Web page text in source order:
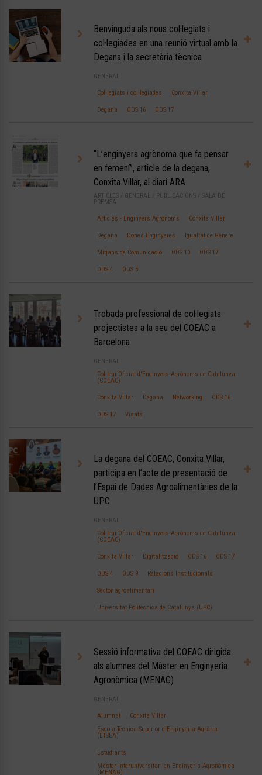
Benvinguda als nous col·legiats i
col·legiades en una reunió virtual amb la
Degana i la secretària tècnica
GENERAL
Col·legiats i col·legiades Conxita Villar
Degana ODS 16 ODS 17
“L’enginyera agrònoma que fa pensar
en femení”, article de la degana,
Conxita Villar, al diari ARA
ARTICLES GENERAL PUBLICACIONS
SALA DE
PREMSA
Articles - Enginyers Agrònoms Conxita Villar
Degana Dones Enginyeres Igualtat de Gènere
Mitjans de Comunicació ODS 10 ODS 17
ODS 4 ODS 5
Trobada professional de col·legiats
projectistes a la seu del COEAC a
Barcelona
GENERAL
Col·legi Oficial d'Enginyers Agrònoms de Catalunya
(COEAC)
Conxita Villar Degana Networking ODS 16
ODS 17 Visats
La degana del COEAC, Conxita Villar,
participa en l’acte de presentació de
l’Espai de Dades Agroalimentàries de la
UPC
GENERAL
Col·legi Oficial d'Enginyers Agrònoms de Catalunya
(COEAC)
Conxita Villar Digitalització ODS 16 ODS 17
ODS 4 ODS 9 Relacions Institucionals
Sector agroalimentari
Universitat Politècnica de Catalunya (UPC)
Sessió informativa del COEAC dirigida
als alumnes del Màster en Enginyeria
Agronòmica (MENAG)
GENERAL
Alumnat
Conxita Villar
Escola Tècnica Superior d'Enginyeria Agrària
(ETSEA)
Estudiants
Màster Interuniversitari en Enginyeria Agronòmica
(MENAG)